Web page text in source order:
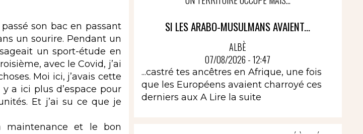
son bac en passant
un sourire. Pendant un
un sport-étude en
avec le Covid, j’ai
Moi ici, j’avais cette
a ici plus d’espace pour
Et j’ai su ce que je
maintenance et le bon
SI LES ARABO-MUSULMANS AVAIENT...
ALBÈ
07/08/2026 - 12:47
...castré tes ancêtres en Afrique, une fois
que les Européens avaient charroyé ces
derniers aux A Lire la suite